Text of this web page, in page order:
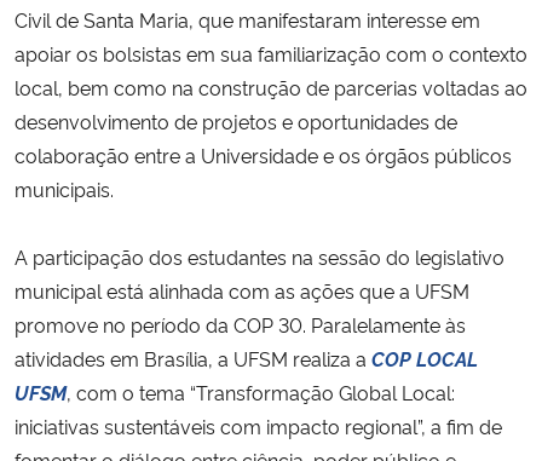
Civil de Santa Maria, que manifestaram interesse em
apoiar os bolsistas em sua familiarização com o contexto
local, bem como na construção de parcerias voltadas ao
desenvolvimento de projetos e oportunidades de
colaboração entre a Universidade e os órgãos públicos
municipais.
A participação dos estudantes na sessão do legislativo
municipal está alinhada com as ações que a UFSM
promove no período da COP 30. Paralelamente às
atividades em Brasília, a UFSM realiza a COP LOCAL
UFSM, com o tema “Transformação Global Local:
iniciativas sustentáveis com impacto regional”, a fim de